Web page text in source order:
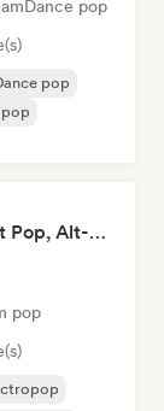
Dance pop
pop
Not Your Average Pop 🛸 Art Pop, Alt-Pop & Indie Pop
pop